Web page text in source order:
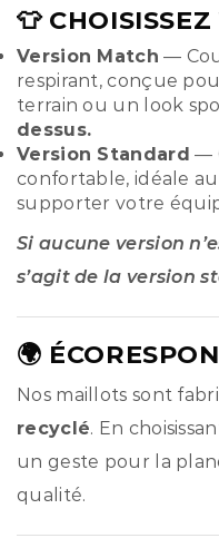
👕
Version Match —
respirant, conçue
terrain ou un look
dessus.
Version Standard —
confortable, idéale
supporter votre
Si aucune version
s’agit de la version
🌍
Nos maillots sont
recyclé. En
un geste pour la
qualité.